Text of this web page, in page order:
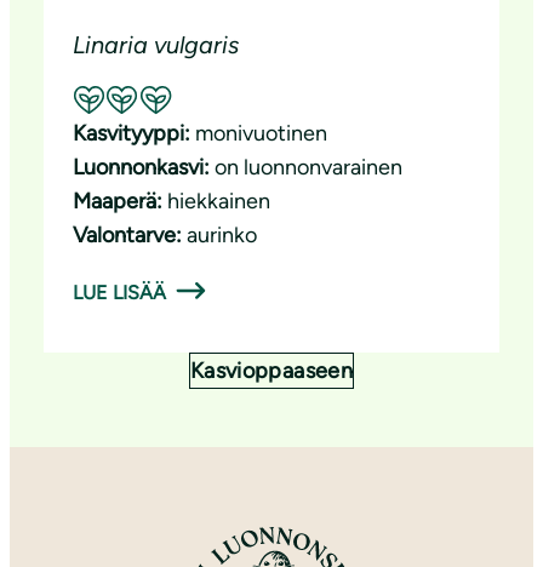
Linaria vulgaris
Suositeltavuus: Erinomainen pölyttäjäkasvi
Kasvityyppi: monivuotinen
Luonnonkasvi: on luonnonvarainen
Maaperä: hiekkainen
Valontarve: aurinko
LUE LISÄÄ
Kasvioppaaseen